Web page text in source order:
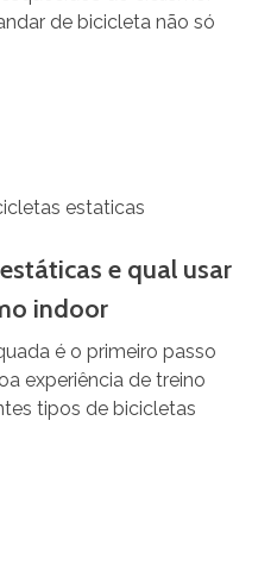
de bicicleta não só
e qual usar
indoor
é o primeiro passo
experiência de treino
tipos de bicicletas